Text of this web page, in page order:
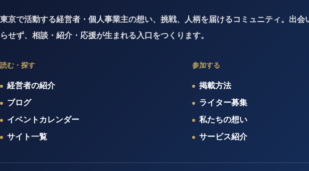
東京で活動する経営者・個人事業主の想い、挑戦、人柄を届けるコミュニティ。出会
らせず、相談・紹介・応援が生まれる入口をつくります。
読む・探す
経営者の紹介
ブログ
イベントカレンダー
サイト一覧
参加する
掲載方法
ライター募集
私たちの想い
サービス紹介